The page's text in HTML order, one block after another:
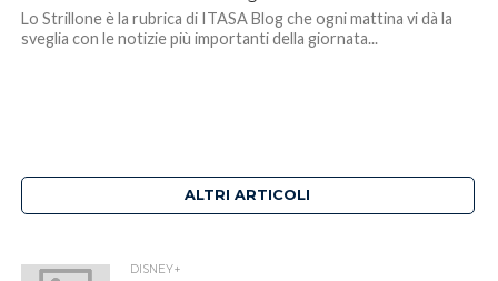
Lo Strillone è la rubrica di ITASA Blog che ogni mattina vi dà la
sveglia con le notizie più importanti della giornata...
ALTRI ARTICOLI
DISNEY+